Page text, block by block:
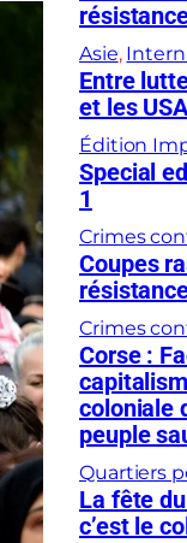
Asie,
Entre
et les
Édition
Special
1
Crimes
Coupes
Crimes
Corse :
coloniale
peuple
Quartiers
La fête
c’est le